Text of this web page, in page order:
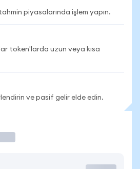
piyasalarında işlem yapın.
token'larda uzun veya kısa
ve pasif gelir elde edin.